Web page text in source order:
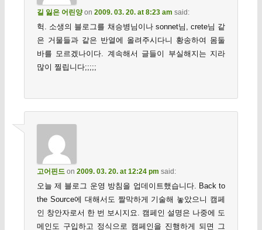
길 잃은 어린양on 2009. 03. 20. at 8:23 am said:
헉. 소생의 블로그를 채승병님이나 sonnet님, crete님 같
은 거물들과 같은 반열에 올려주시다니 황송하여 몸둘
바를 모르겠나이다. 계속해서 글들이 부실해지는 지라
많이 찔립니다;;;;;
고어핀드on 2009. 03. 20. at 12:24 pm said:
오늘 제 블로그 운영 방침을 업데이트했습니다. Back to
the Source에 대해서도 짤막하게 기술해 놓았으니 캠페
인 창안자로서 한 번 보시지요. 캠페인 설명은 나중에 도
메인도 구입하고 정식으로 캠페인을 진행하게 되면 그